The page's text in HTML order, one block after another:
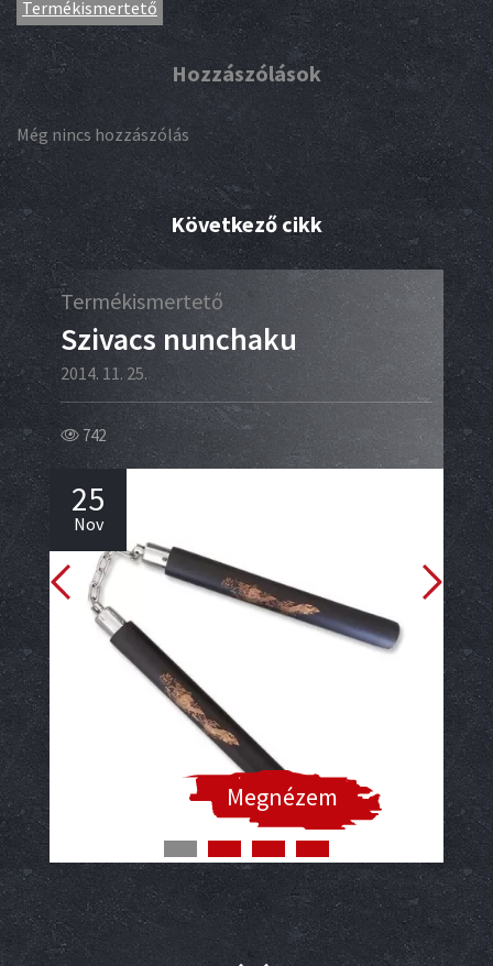
Termékismertető
Hozzászólások
Még nincs hozzászólás
Következő cikk
Megnézem
Termékismertető
Szivacs nunchaku
2014. 11. 25.
742
25
Nov
78